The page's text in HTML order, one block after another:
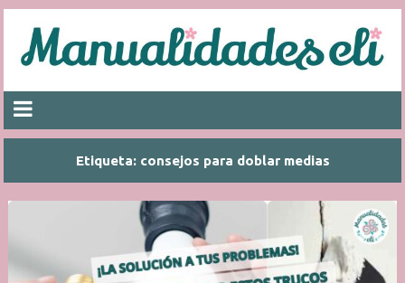
Etiqueta: consejos para doblar medias